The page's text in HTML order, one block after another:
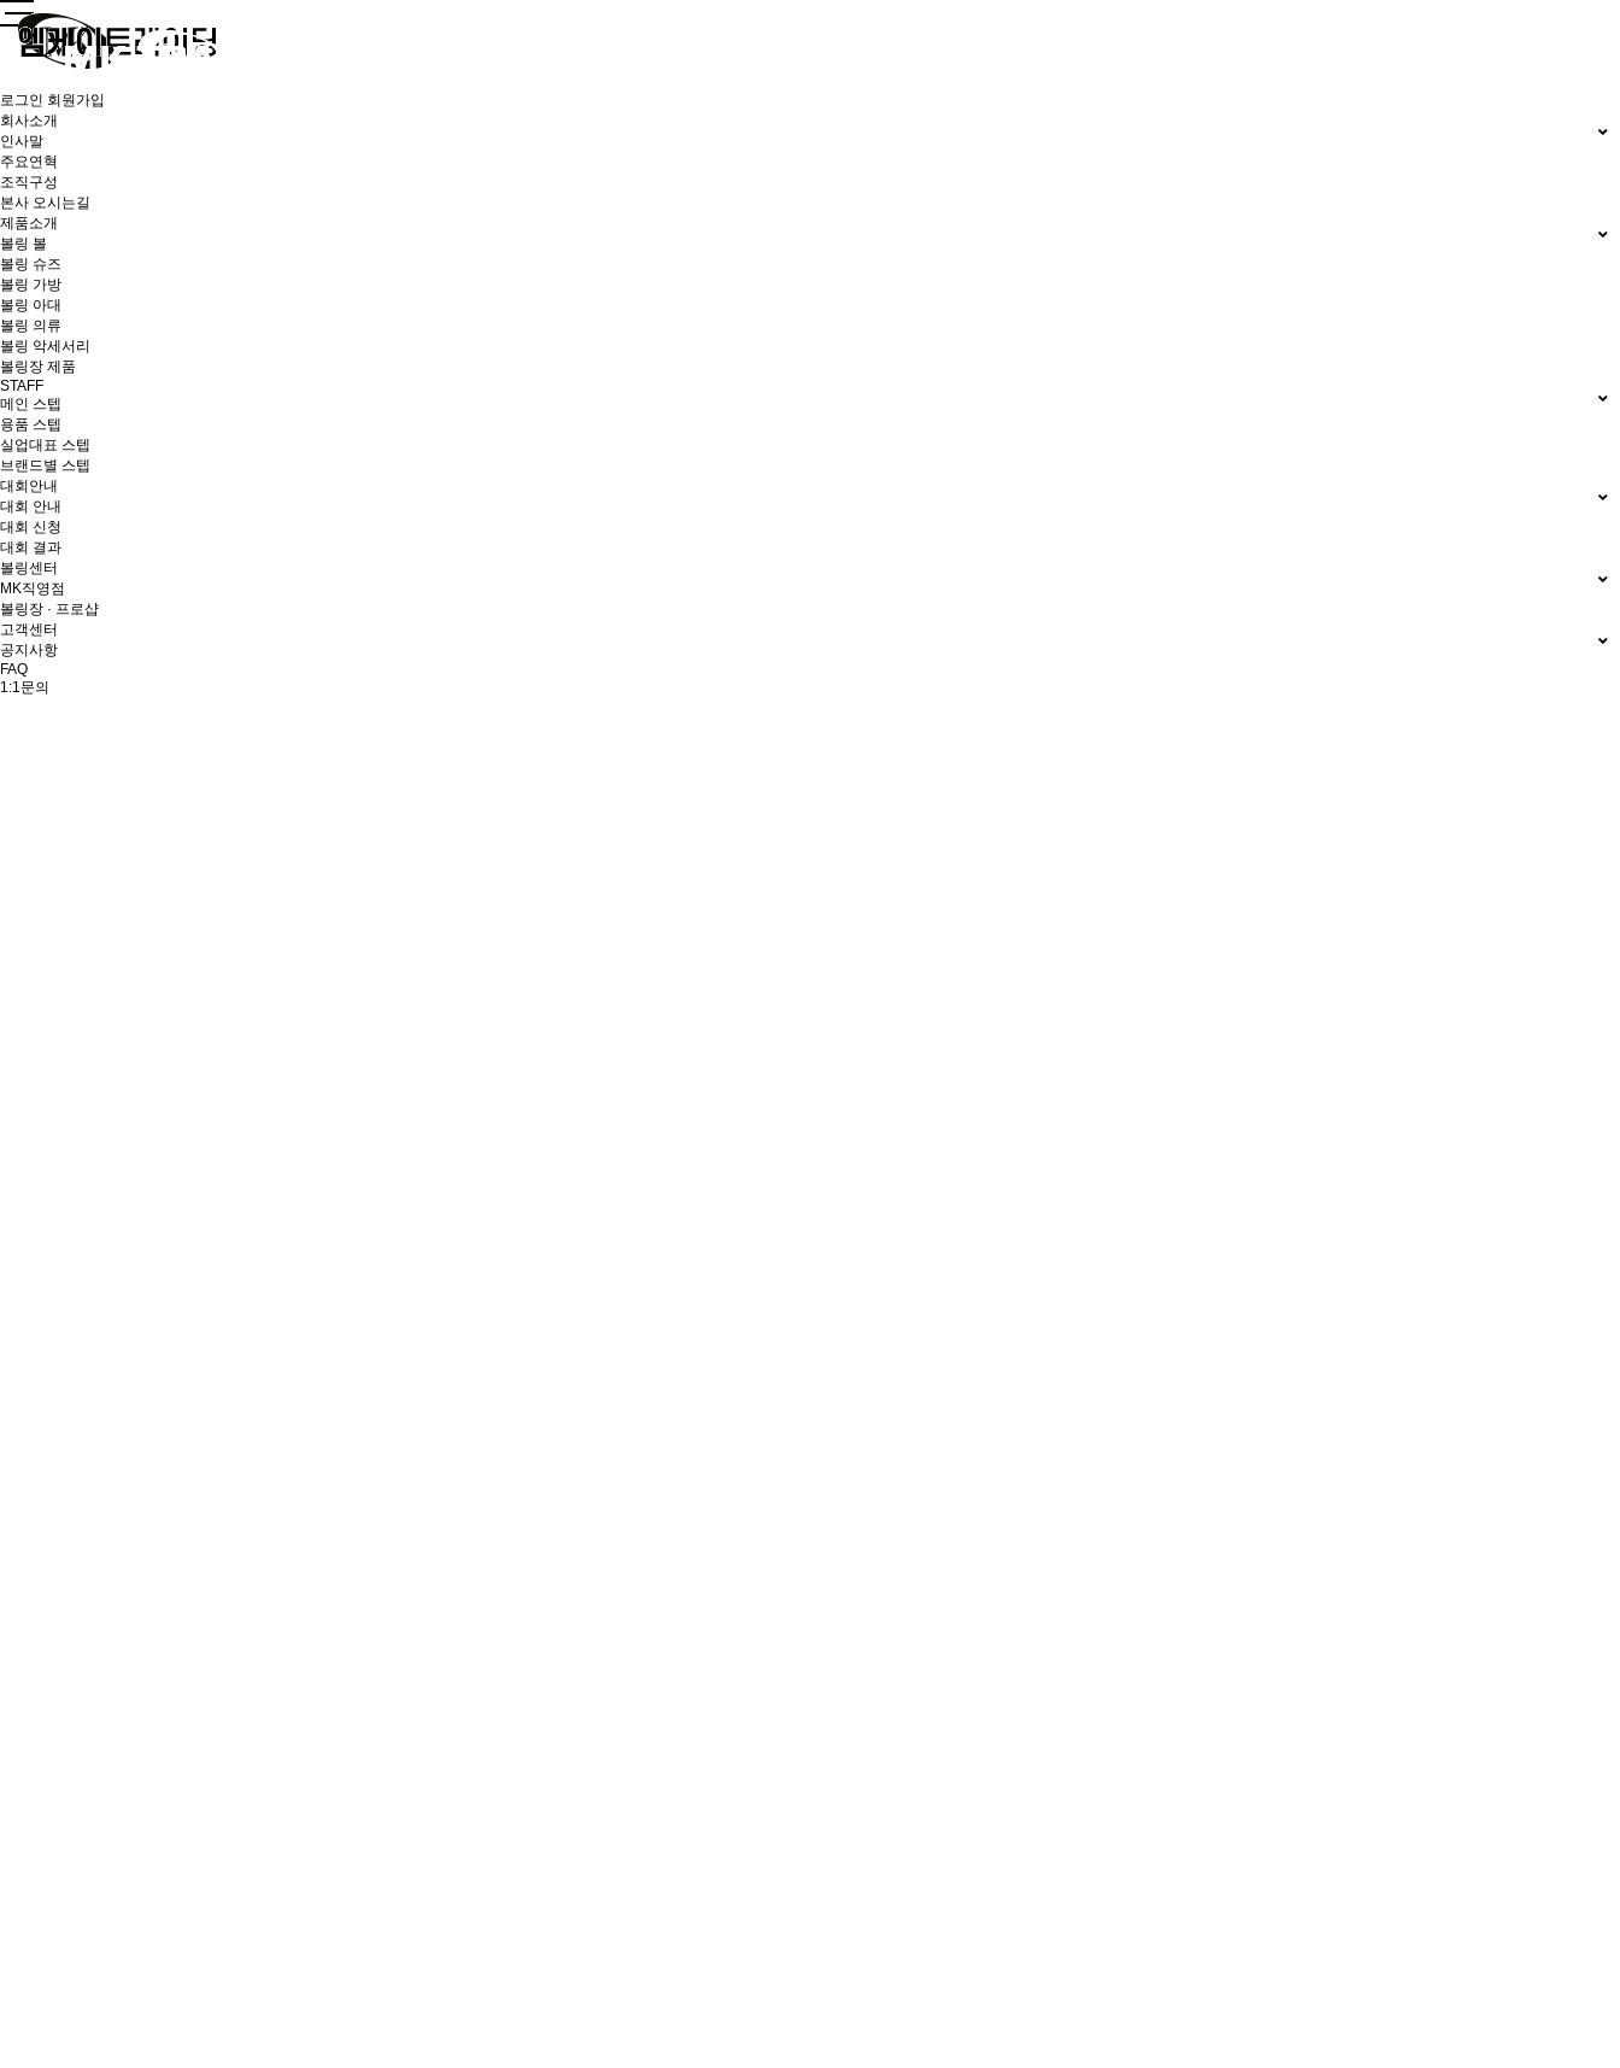
로그인 회원가입
회사소개
인사말
주요연혁
조직구성
본사 오시는길
제품소개
볼링 볼
볼링 슈즈
볼링 가방
볼링 아대
볼링 의류
볼링 악세서리
볼링장 제품
STAFF
메인 스텝
용품 스텝
실업대표 스텝
브랜드별 스텝
대회안내
대회 안내
대회 신청
대회 결과
볼링센터
MK직영점
볼링장 · 프로샵
고객센터
공지사항
FAQ
1:1문의